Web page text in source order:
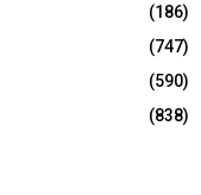
(186)
(747)
(590)
(838)